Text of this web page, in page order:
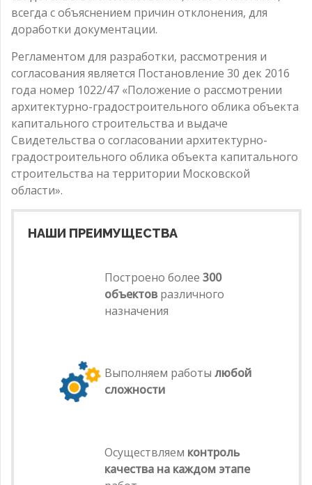
всегда с объяснением причин отклонения, для
доработки документации.
Регламентом для разработки, рассмотрения и
согласования является Постановление 30 дек 2016
года номер 1022/47 «Положение о рассмотрении
архитектурно-градостроительного облика объекта
капитального строительства и выдаче
Свидетельства о согласовании архитектурно-
градостроительного облика объекта капитального
строительства на территории Московской
области».
НАШИ ПРЕИМУЩЕСТВА
Построено более 300
объектовразличного
назначения
Выполняем работы любой
сложности
Осуществляем контроль
качества на каждом этапе